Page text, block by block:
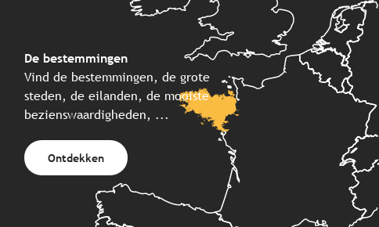
De bestemmingen
Vind de bestemmingen, de grote
steden, de eilanden, de mooiste
bezienswaardigheden, ...
Ontdekken